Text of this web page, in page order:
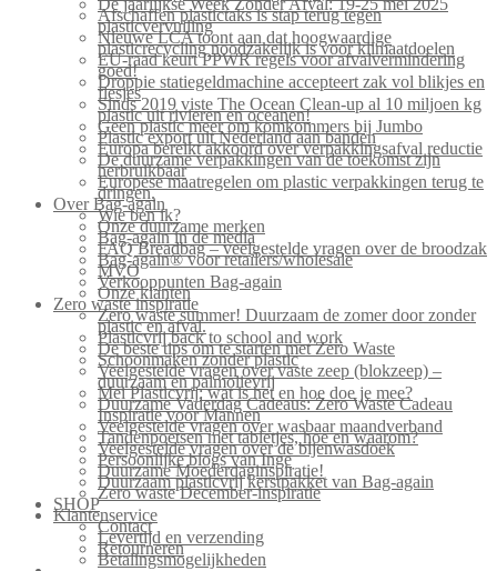
De jaarlijkse Week Zonder Afval: 19-25 mei 2025
Afschaffen plastictaks is stap terug tegen
plasticvervuiling
Nieuwe LCA toont aan dat hoogwaardige
plasticrecycling noodzakelijk is voor klimaatdoelen
EU-raad keurt PPWR regels voor afvalvermindering
goed!
Droppie statiegeldmachine accepteert zak vol blikjes en
flesjes
Sinds 2019 viste The Ocean Clean-up al 10 miljoen kg
plastic uit rivieren en oceanen!
Geen plastic meer om komkommers bij Jumbo
Plastic export uit Nederland aan banden
Europa bereikt akkoord over verpakkingsafval reductie
De duurzame verpakkingen van de toekomst zijn
herbruikbaar
Europese maatregelen om plastic verpakkingen terug te
dringen.
Over Bag-again
Wie ben ik?
Onze duurzame merken
Bag-again in de media
FAQ Breadbag – veelgestelde vragen over de broodzak
Bag-again® voor retailers/wholesale
MVO
Verkooppunten Bag-again
Onze klanten
Zero waste inspiratie
Zero waste summer! Duurzaam de zomer door zonder
plastic en afval.
Plasticvrij back to school and work
De beste tips om te starten met Zero Waste
Schoonmaken zonder plastic
Veelgestelde vragen over vaste zeep (blokzeep) –
duurzaam en palmolievrij
Mei Plasticvrij: wat is het en hoe doe je mee?
Duurzame Vaderdag Cadeaus: Zero Waste Cadeau
Inspiratie voor Mannen
Veelgestelde vragen over wasbaar maandverband
Tandenpoetsen met tabletjes, hoe en waarom?
Veelgestelde vragen over de bijenwasdoek
Persoonlijke blogs van Inge
Duurzame Moederdaginspiratie!
Duurzaam plasticvrij kerstpakket van Bag-again
Zero waste December-inspiratie
SHOP
Klantenservice
Contact
Levertijd en verzending
Retourneren
Betalingsmogelijkheden